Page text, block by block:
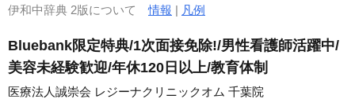
伊和中辞典 2版について情報 | 凡例
Bluebank限定特典/1次面接免除!/男性看護師活躍中/
美容未経験歓迎/年休120日以上/教育体制
医療法人誠崇会 レジーナクリニックオム 千葉院